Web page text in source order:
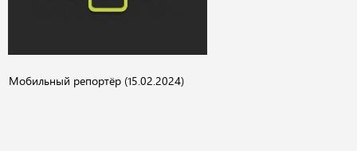
Мобильный репортёр (15.02.2024)